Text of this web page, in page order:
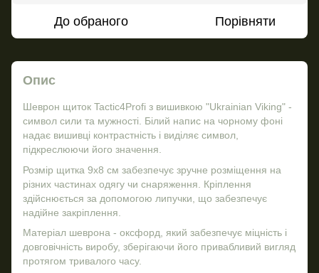
До обраного Порівняти
Опис
Шеврон щиток Tactic4Profi з вишивкою "Ukrainian Viking" -
символ сили та мужності. Білий напис на чорному фоні
надає вишивці контрастність і виділяє символ,
підкреслюючи його значення.
Розмір щитка 9х8 см забезпечує зручне розміщення на
різних частинах одягу чи снаряження. Кріплення
здійснюється за допомогою липучки, що забезпечує
надійне закріплення.
Матеріал шеврона - оксфорд, який забезпечує міцність і
довговічність виробу, зберігаючи його привабливий вигляд
протягом тривалого часу.